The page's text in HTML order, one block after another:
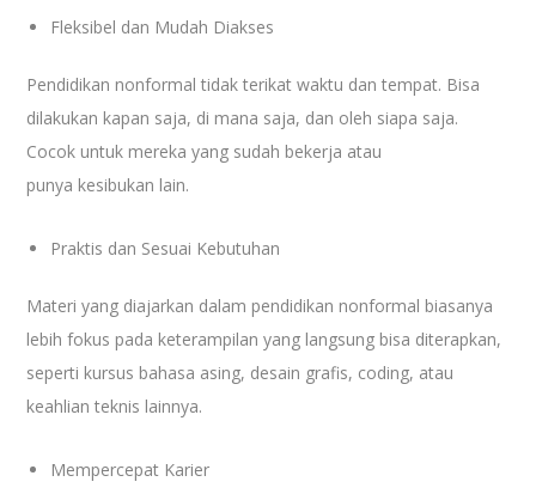
Fleksibel dan Mudah Diakses
Pendidikan nonformal tidak terikat waktu dan tempat. Bisa
dilakukan kapan saja, di mana saja, dan oleh siapa saja.
Cocok untuk mereka yang sudah bekerja atau
punya kesibukan lain.
Praktis dan Sesuai Kebutuhan
Materi yang diajarkan dalam pendidikan nonformal biasanya
lebih fokus pada keterampilan yang langsung bisa diterapkan,
seperti kursus bahasa asing, desain grafis, coding, atau
keahlian teknis lainnya.
Mempercepat Karier